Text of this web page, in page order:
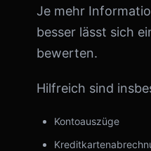
Je mehr
besser lässt sich
bewerten.
Hilfreich sind
Kontoauszüge